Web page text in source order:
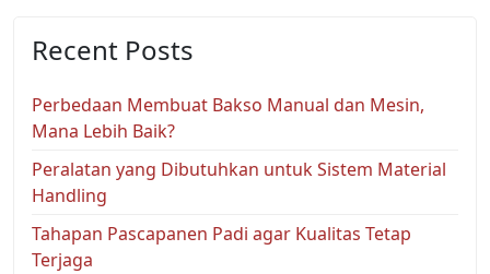
Recent Posts
Perbedaan Membuat Bakso Manual dan Mesin,
Mana Lebih Baik?
Peralatan yang Dibutuhkan untuk Sistem Material
Handling
Tahapan Pascapanen Padi agar Kualitas Tetap
Terjaga